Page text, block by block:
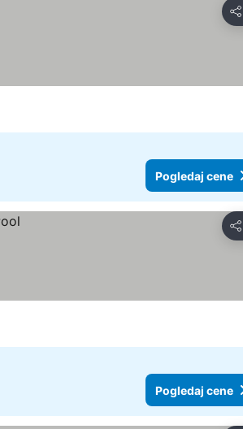
Deli
Pogledaj cene
Deli
Pogledaj cene